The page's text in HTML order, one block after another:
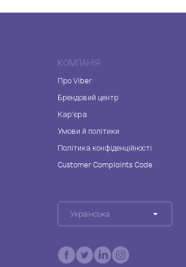
КОМПАНІЯ
Про Viber
Брендовий центр
Кар'єра
Умови й політики
Політика конфіденційності
Customer Complaints Code
Українська